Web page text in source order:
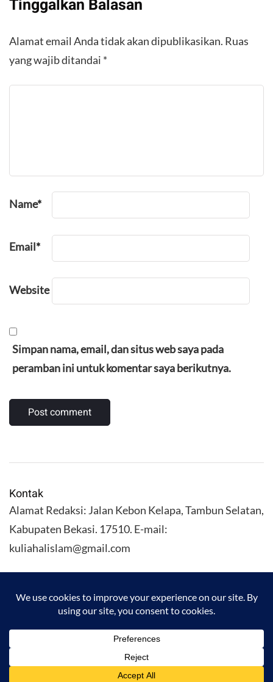
Tinggalkan Balasan
Alamat email Anda tidak akan dipublikasikan. Ruas
yang wajib ditandai *
Name*
Email*
Website
Simpan nama, email, dan situs web saya pada
peramban ini untuk komentar saya berikutnya.
Kontak
Alamat Redaksi: Jalan Kebon Kelapa, Tambun Selatan,
Kabupaten Bekasi. 17510. E-mail:
kuliahalislam@gmail.com
KULIAHALISLAM.COM Copyright (C) 2026